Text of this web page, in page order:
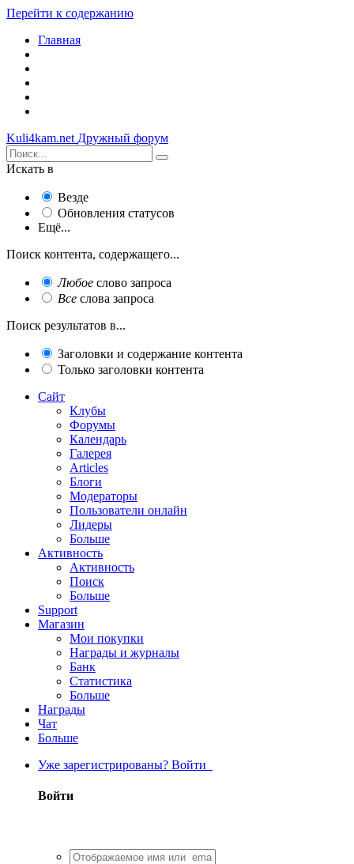
Перейти к содержанию
Главная
Kuli4kam.net Дружный форум
Искать в
Везде
Обновления статусов
Ещё...
Поиск контента, содержащего...
Любое слово запроса
Все слова запроса
Поиск результатов в...
Заголовки и содержание контента
Только заголовки контента
Сайт
Клубы
Форумы
Календарь
Галерея
Articles
Блоги
Модераторы
Пользователи онлайн
Лидеры
Больше
Активность
Активность
Поиск
Больше
Support
Магазин
Мои покупки
Награды и журналы
Банк
Статистика
Больше
Награды
Чат
Больше
Уже зарегистрированы? Войти
Войти